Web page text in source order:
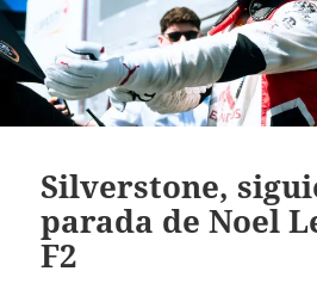
Silverstone,
parada de Noel
F2